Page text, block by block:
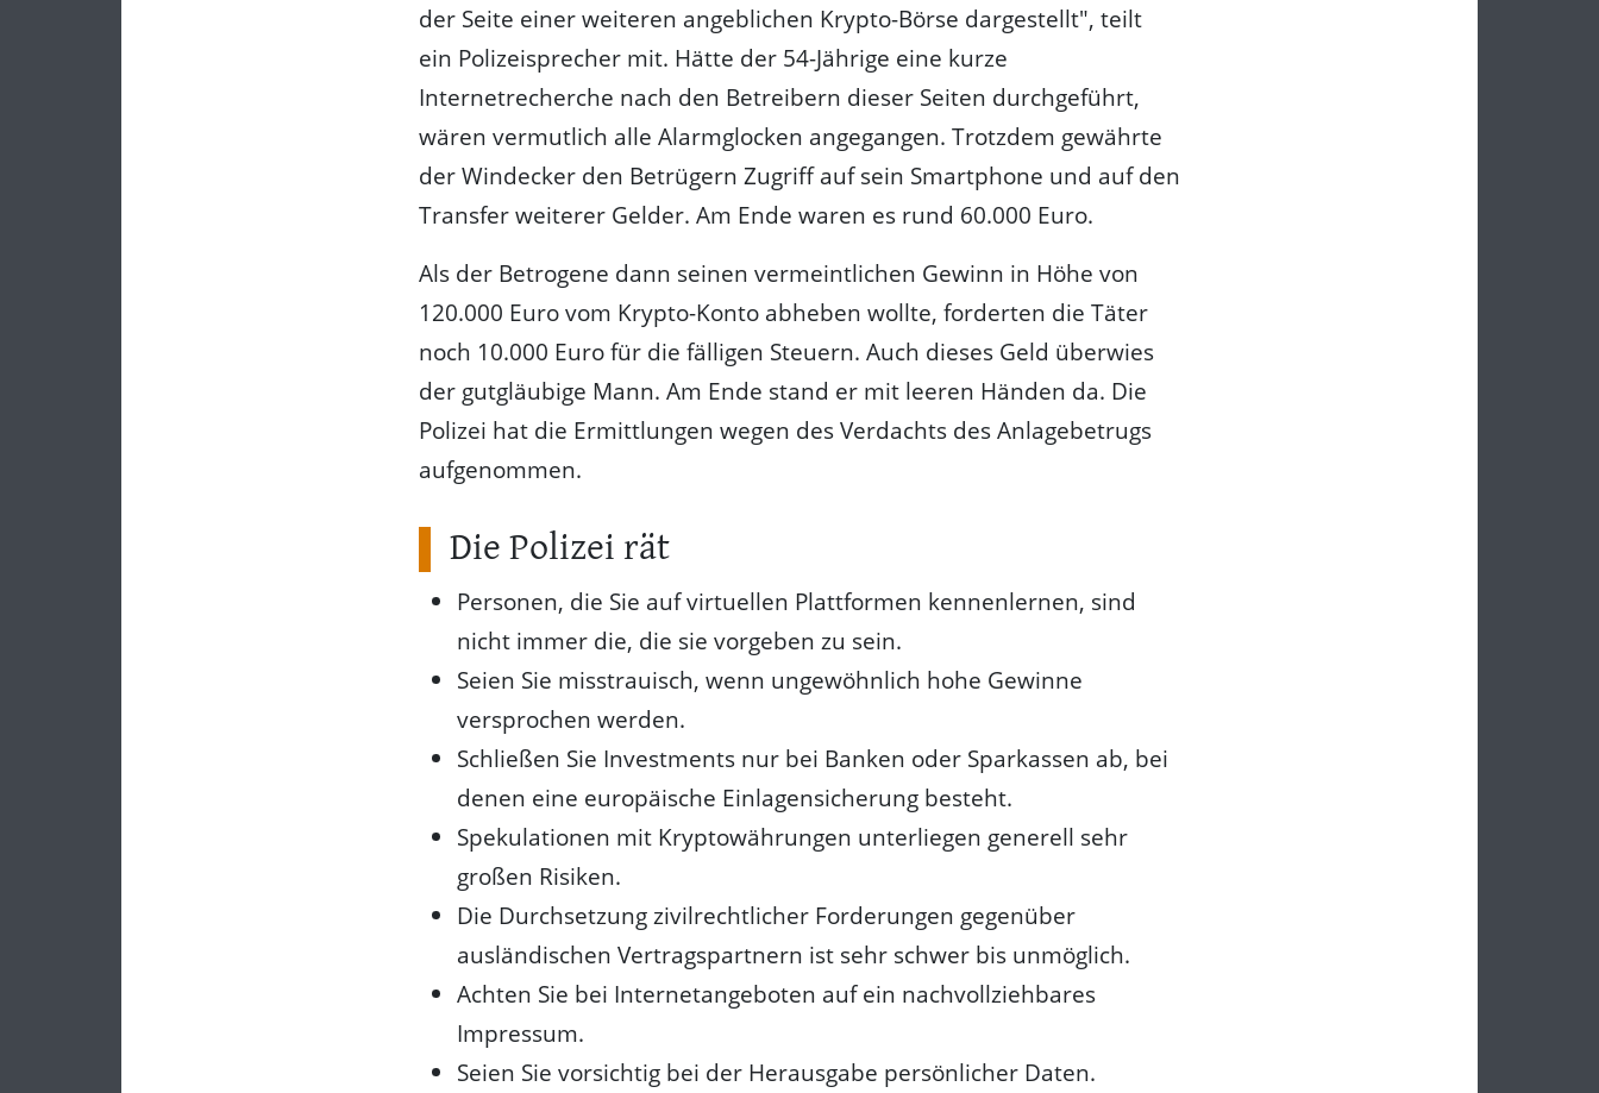
der Seite einer weiteren angeblichen Krypto-Börse dargestellt", teilt
ein Polizeisprecher mit. Hätte der 54-Jährige eine kurze
Internetrecherche nach den Betreibern dieser Seiten durchgeführt,
wären vermutlich alle Alarmglocken angegangen. Trotzdem gewährte
der Windecker den Betrügern Zugriff auf sein Smartphone und auf den
Transfer weiterer Gelder. Am Ende waren es rund 60.000 Euro.
Als der Betrogene dann seinen vermeintlichen Gewinn in Höhe von
120.000 Euro vom Krypto-Konto abheben wollte, forderten die Täter
noch 10.000 Euro für die fälligen Steuern. Auch dieses Geld überwies
der gutgläubige Mann. Am Ende stand er mit leeren Händen da. Die
Polizei hat die Ermittlungen wegen des Verdachts des Anlagebetrugs
aufgenommen.
Die Polizei rät
Personen, die Sie auf virtuellen Plattformen kennenlernen, sind
nicht immer die, die sie vorgeben zu sein.
Seien Sie misstrauisch, wenn ungewöhnlich hohe Gewinne
versprochen werden.
Schließen Sie Investments nur bei Banken oder Sparkassen ab, bei
denen eine europäische Einlagensicherung besteht.
Spekulationen mit Kryptowährungen unterliegen generell sehr
großen Risiken.
Die Durchsetzung zivilrechtlicher Forderungen gegenüber
ausländischen Vertragspartnern ist sehr schwer bis unmöglich.
Achten Sie bei Internetangeboten auf ein nachvollziehbares
Impressum.
Seien Sie vorsichtig bei der Herausgabe persönlicher Daten.